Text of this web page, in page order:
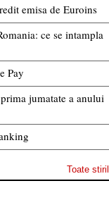
emisa de Euroins
ce se intampla
Pay
jumatate a anului
Toate